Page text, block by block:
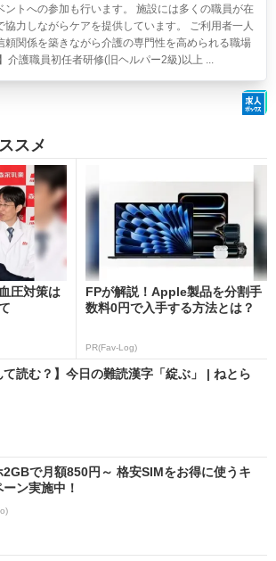
ントへの参加も行います。 施設には多くの職員が在
協力しながらケアを提供しています。 ご利用者一人
頼関係を築きながら介護の専門性を高められる職場
介護職員初任者研修(旧ヘルパー2級)以上 ...
スメ
圧対策は
FPが解説！Apple製品を分割手
数料0円で入手する方法とは？
PR(Fav-Log)
て読む？】今日の難読漢字「綻ぶ」 | ねとら
2GBで月額850円～ 格安SIMをお得に使うキ
ーン実施中！